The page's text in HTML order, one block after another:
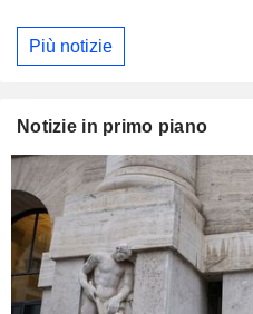
Più notizie
Notizie in primo piano